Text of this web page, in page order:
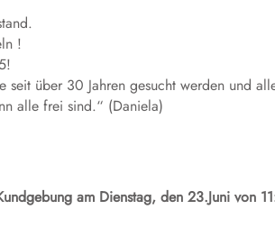
!
über 30 Jahren gesucht werden und
alle frei sind.“ (Daniela)
am Dienstag, den 23.Juni von